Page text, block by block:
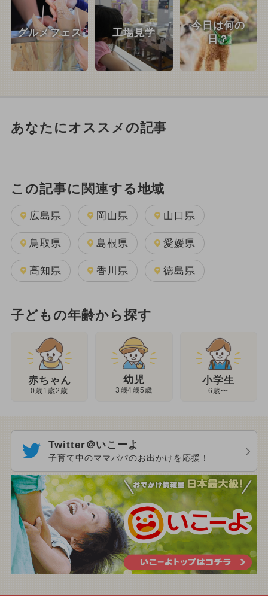
グルメフェス 工場見学
今日は何の
日？
あなたにオススメの記事
この記事に関連する地域
広島県 岡山県 山口県
鳥取県 島根県 愛媛県
高知県 香川県 徳島県
子どもの年齢から探す
赤ちゃん
0歳1歳2歳
幼児
3歳4歳5歳
小学生
6歳〜
Twitter＠いこーよ
子育て中のママパパのお出かけを応援！